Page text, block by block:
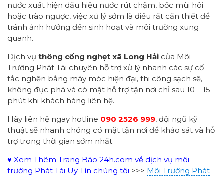
nước xuất hiện dấu hiệu nước rút chậm, bốc mùi hôi
hoặc trào ngược, việc xử lý sớm là điều rất cần thiết để
tránh ảnh hưởng đến sinh hoạt và môi trường xung
quanh.
Dịch vụ thông cống nghẹt xã Long Hải của Môi
Trường Phát Tài chuyên hỗ trợ xử lý nhanh các sự cố
tắc nghẽn bằng máy móc hiện đại, thi công sạch sẽ,
không đục phá và có mặt hỗ trợ tận nơi chỉ sau 10 – 15
phút khi khách hàng liên hệ.
Hãy liên hệ ngay hotline 090 2526 999, đội ngũ kỹ
thuật sẽ nhanh chóng có mặt tận nơi để khảo sát và hỗ
trợ trong thời gian sớm nhất.
♥ Xem Thêm Trang Báo 24h.com về dịch vụ môi
trường Phát Tài Uy Tín chúng tôi >>> Môi Trường Phát